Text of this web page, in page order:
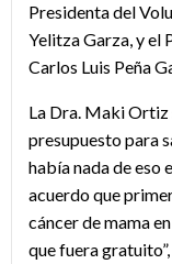
Presidenta del
Yelitza Garza, y el
Carlos Luis Peña
La Dra. Maki Ortiz
presupuesto para
había nada de eso
acuerdo que
cáncer de mama
que fuera